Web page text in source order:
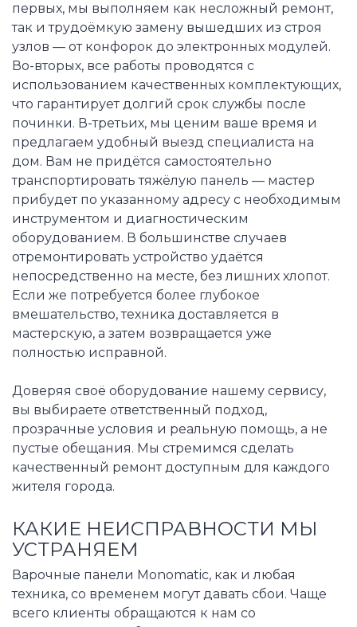
первых, мы выполняем как несложный ремонт,
так и трудоёмкую замену вышедших из строя
узлов — от конфорок до электронных модулей.
Во-вторых, все работы проводятся с
использованием качественных комплектующих,
что гарантирует долгий срок службы после
починки. В-третьих, мы ценим ваше время и
предлагаем удобный выезд специалиста на
дом. Вам не придётся самостоятельно
транспортировать тяжёлую панель — мастер
прибудет по указанному адресу с необходимым
инструментом и диагностическим
оборудованием. В большинстве случаев
отремонтировать устройство удаётся
непосредственно на месте, без лишних хлопот.
Если же потребуется более глубокое
вмешательство, техника доставляется в
мастерскую, а затем возвращается уже
полностью исправной.
Доверяя своё оборудование нашему сервису,
вы выбираете ответственный подход,
прозрачные условия и реальную помощь, а не
пустые обещания. Мы стремимся сделать
качественный ремонт доступным для каждого
жителя города.
КАКИЕ НЕИСПРАВНОСТИ МЫ
УСТРАНЯЕМ
Варочные панели Monomatic, как и любая
техника, со временем могут давать сбои. Чаще
всего клиенты обращаются к нам со